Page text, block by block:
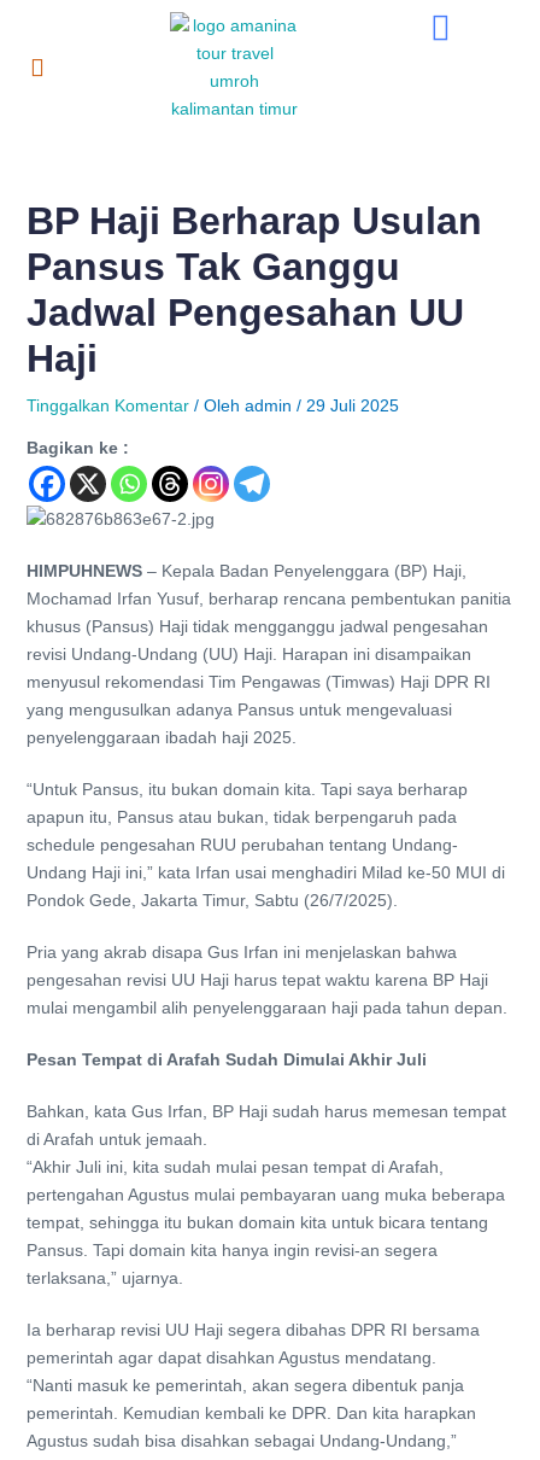
BP Haji Berharap Usulan
Pansus Tak Ganggu
Jadwal Pengesahan UU
Haji
Tinggalkan Komentar / Oleh admin / 29 Juli 2025
Bagikan ke :
HIMPUHNEWS– Kepala Badan Penyelenggara (BP) Haji,
Mochamad Irfan Yusuf, berharap rencana pembentukan panitia
khusus (Pansus) Haji tidak mengganggu jadwal pengesahan
revisi Undang-Undang (UU) Haji. Harapan ini disampaikan
menyusul rekomendasi Tim Pengawas (Timwas) Haji DPR RI
yang mengusulkan adanya Pansus untuk mengevaluasi
penyelenggaraan ibadah haji 2025.
“Untuk Pansus, itu bukan domain kita. Tapi saya berharap
apapun itu, Pansus atau bukan, tidak berpengaruh pada
schedule pengesahan RUU perubahan tentang Undang-
Undang Haji ini,” kata Irfan usai menghadiri Milad ke-50 MUI di
Pondok Gede, Jakarta Timur, Sabtu (26/7/2025).
Pria yang akrab disapa Gus Irfan ini menjelaskan bahwa
pengesahan revisi UU Haji harus tepat waktu karena BP Haji
mulai mengambil alih penyelenggaraan haji pada tahun depan.
Pesan Tempat di Arafah Sudah Dimulai Akhir Juli
Bahkan, kata Gus Irfan, BP Haji sudah harus memesan tempat
di Arafah untuk jemaah.
“Akhir Juli ini, kita sudah mulai pesan tempat di Arafah,
pertengahan Agustus mulai pembayaran uang muka beberapa
tempat, sehingga itu bukan domain kita untuk bicara tentang
Pansus. Tapi domain kita hanya ingin revisi-an segera
terlaksana,” ujarnya.
Ia berharap revisi UU Haji segera dibahas DPR RI bersama
pemerintah agar dapat disahkan Agustus mendatang.
“Nanti masuk ke pemerintah, akan segera dibentuk panja
pemerintah. Kemudian kembali ke DPR. Dan kita harapkan
Agustus sudah bisa disahkan sebagai Undang-Undang,”